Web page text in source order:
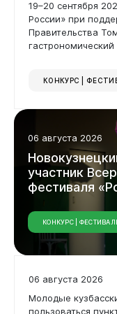
19–20 сентября
России» при
Правительства
КОНКУРС |
06 августа 2026
участник
фестиваля
КОНКУРС |
06 августа 2026
Молодые
пользоваться